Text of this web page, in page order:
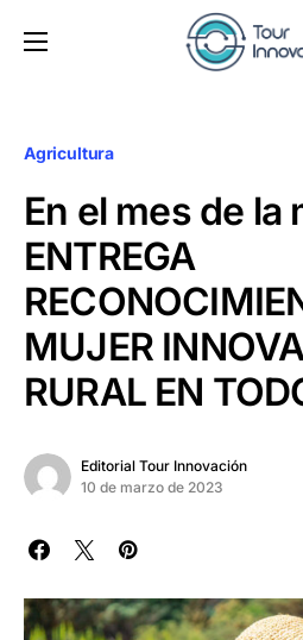
Agricultura
En el mes de la
ENTREGA
MUJER
RURAL EN
Editorial Tour Innovación
10 de marzo de 2023